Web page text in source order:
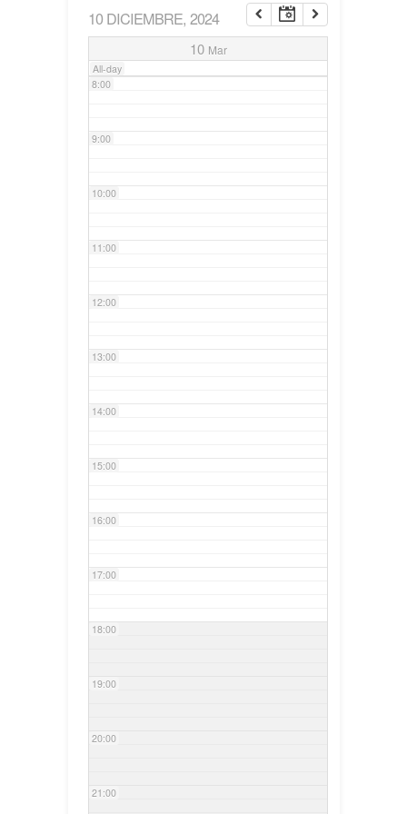
10 DICIEMBRE, 2024
10 Mar
All-day
7:00
8:00
9:00
10:00
11:00
12:00
13:00
14:00
15:00
16:00
17:00
18:00
19:00
20:00
21:00